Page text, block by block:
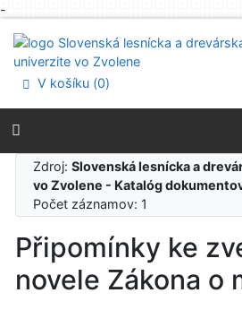
-
Prejsť na menu
Prehlásenie o webovej prístupnosti
V košíku (0)
Zdroj:Slovenská lesnícka a
vo Zvolene - Katalóg
Počet záznamov: 1
Připomínky ke
novele Zákona o